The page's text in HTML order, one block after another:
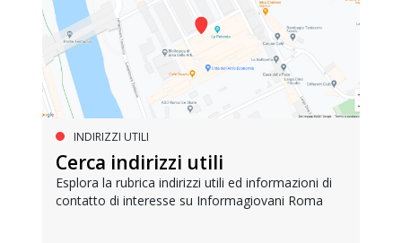
INDIRIZZI UTILI
Cerca indirizzi utili
Esplora la rubrica indirizzi utili ed informazioni di
contatto di interesse su Informagiovani Roma